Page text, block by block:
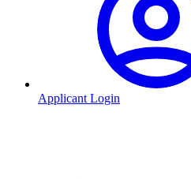
Applicant Login